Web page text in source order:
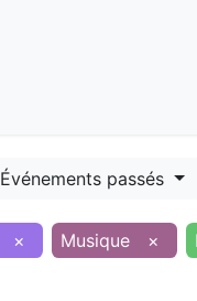
Événements passés
× Musique ×